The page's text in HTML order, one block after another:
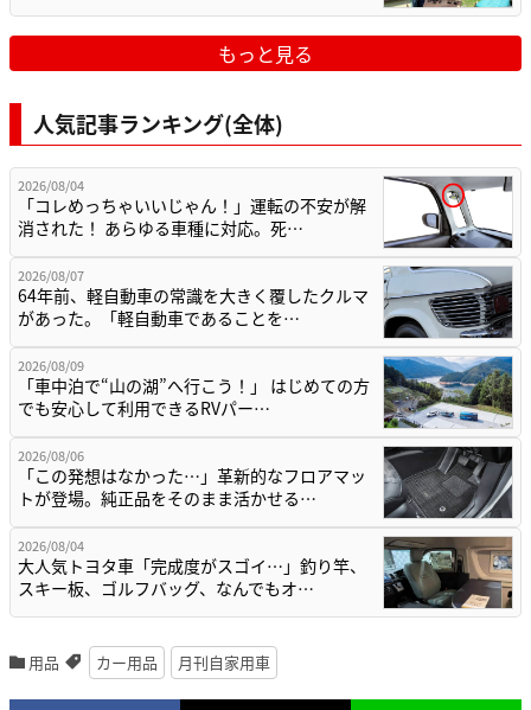
もっと見る
人気記事ランキング(全体)
2026/08/04
「コレめっちゃいいじゃん！」運転の不安が解
消された！ あらゆる車種に対応。死…
2026/08/07
64年前、軽自動車の常識を大きく覆したクルマ
があった。「軽自動車であることを…
2026/08/09
「車中泊で“山の湖”へ行こう！」 はじめての方
でも安心して利用できるRVパー…
2026/08/06
「この発想はなかった…」革新的なフロアマッ
トが登場。純正品をそのまま活かせる…
2026/08/04
大人気トヨタ車「完成度がスゴイ…」釣り竿、
スキー板、ゴルフバッグ、なんでもオ…
用品 カー用品 月刊自家用車